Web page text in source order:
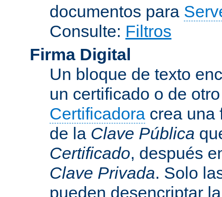
documentos para
Consulte: Filtros
Firma Digital
Un bloque de texto
un certificado o de
Certificadora crea una
de la Clave Pública
Certificado, después
Clave Privada. Solo
pueden desencriptar